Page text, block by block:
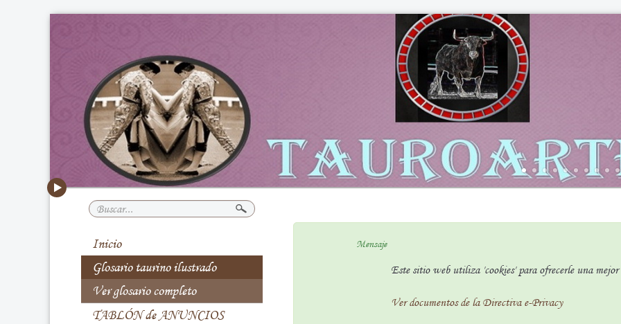
Buscar...
Inicio
Glosario taurino ilustrado
Ver glosario completo
TABLÓN de ANUNCIOS
Mensaje
Este sitio web utiliza 'cookies' para ofrecerle una mejor
Ver documentos de la Directiva e-Privacy